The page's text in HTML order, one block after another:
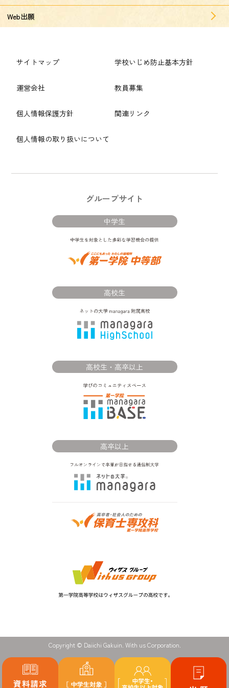
Web出願
サイトマップ
運営会社
個人情報保護方針
個人情報の取り扱いについて
学校いじめ防止基本方針
教員募集
関連リンク
グループサイト
中学生
高校生
高校生・高卒以上
高卒以上
Copyright © Daiichi Gakuin. With us Corporation.